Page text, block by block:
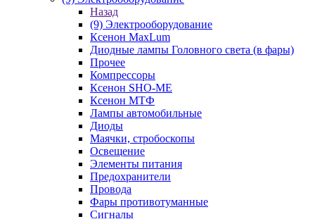
Назад
(9) Электрооборудование
Ксенон MaxLum
Диодные лампы Головного света (в фары)
Прочее
Компрессоры
Ксенон SHO-ME
Ксенон МТФ
Лампы автомобильные
Диоды
Маячки, стробоскопы
Освещение
Элементы питания
Предохранители
Провода
Фары противотуманные
Сигналы